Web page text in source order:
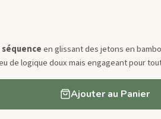
en glissant des jetons en
de logique doux mais engageant pour
Ajouter au Panier